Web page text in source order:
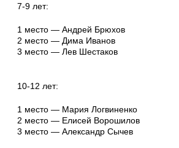
7-9 лет:
1 место — Андрей Брюхов
2 место — Дима Иванов
3 место — Лев Шестаков
10-12 лет:
1 место — Мария Логвиненко
2 место — Елисей Ворошилов
3 место — Александр Сычев